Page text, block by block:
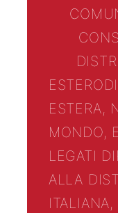
ESTERO
ESTERA,
MONDO,
LEGATI
ALLA